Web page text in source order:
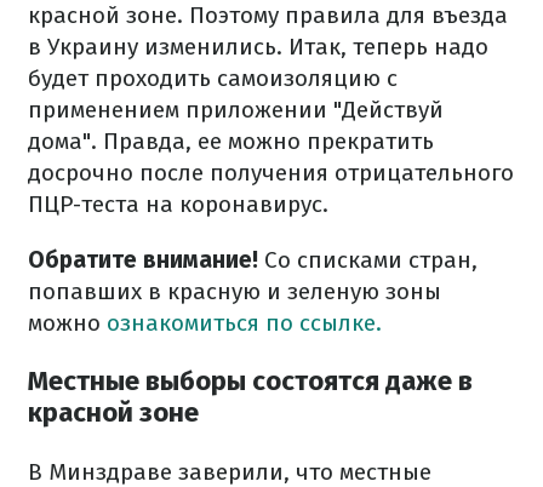
красной зоне. Поэтому правила для въезда
в Украину изменились. Итак, теперь надо
будет проходить самоизоляцию с
применением приложении "Действуй
дома". Правда, ее можно прекратить
досрочно после получения отрицательного
ПЦР-теста на коронавирус.
Обратите внимание! Со списками стран,
попавших в красную и зеленую зоны
можно ознакомиться по ссылке.
Местные выборы состоятся даже в
красной зоне
В Минздраве заверили, что местные